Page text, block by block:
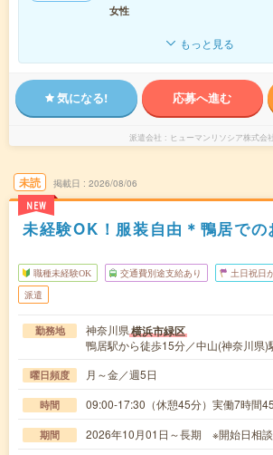
女性
もっと見る
気になる! 応募へ進む
派遣会社 ヒューマンリソシア株式会社
未読
NEW
掲載日 2026/08/06
未経験OK！服装自由＊鴨居での
職種未経験OK 交通費別途支給あり 土日祝日
派遣
勤務地 神奈川県横浜市緑区
鴨居駅から徒歩15分／中山(神奈川県)
曜日頻度 月～金／週5日
時間 09:00-17:30（休憩45分）実働7時間
期間 2026年10月01日～長期 ※開始日相